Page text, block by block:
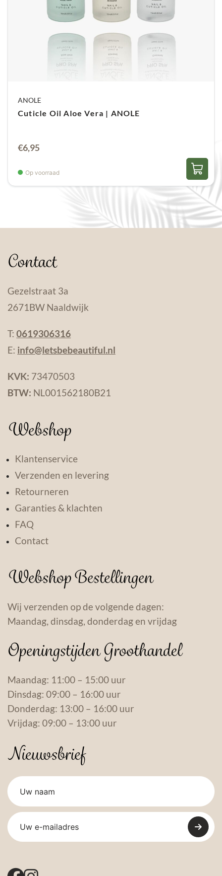
ANOLE
Cuticle Oil Aloe Vera | ANOLE
€6,95
Op voorraad
Contact
Gezelstraat 3a
2671BW Naaldwijk
T: 0619306316
E: info@letsbebeautiful.nl
KVK: 73470503
BTW: NL001562180B21
Webshop
Klantenservice
Verzenden en levering
Retourneren
Garanties & klachten
FAQ
Contact
Webshop Bestellingen
Wij verzenden op de volgende dagen:
Maandag, dinsdag, donderdag en vrijdag
Openingstijden Groothandel
Maandag: 11:00 – 15:00 uur
Dinsdag: 09:00 – 16:00 uur
Donderdag: 13:00 – 16:00 uur
Vrijdag: 09:00 – 13:00 uur
Nieuwsbrief